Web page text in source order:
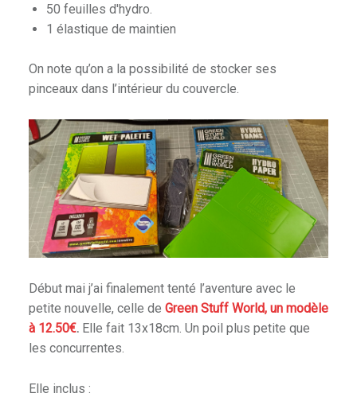
50 feuilles d'hydro.
1 élastique de maintien
On note qu’on a la possibilité de stocker ses
pinceaux dans l’intérieur du couvercle.
Début mai j’ai finalement tenté l’aventure avec le
petite nouvelle, celle de Green Stuff World, un modèle
à 12.50€.Elle fait 13x18cm. Un poil plus petite que
les concurrentes.
Elle inclus :